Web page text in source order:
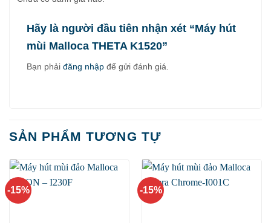
Hãy là người đầu tiên nhận xét “Máy hút
mùi Malloca THETA K1520”
Bạn phải đăng nhập để gửi đánh giá.
SẢN PHẨM TƯƠNG TỰ
-15% -15%